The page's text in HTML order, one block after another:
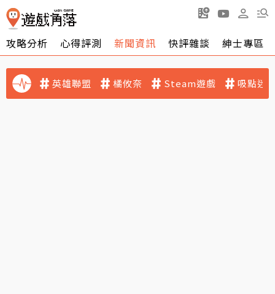
攻略分析 心得評測 新聞資訊 快評雜談 紳士專區
英雄聯盟 橘攸奈 Steam遊戲 吸點迷